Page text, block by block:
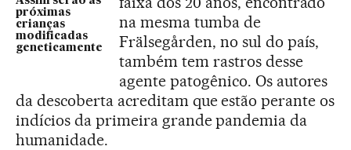
próximas
crianças
modificadas
geneticamente
na mesma tumba de
Frälsegården, no sul do país,
também tem rastros desse
agente patogênico. Os autores
da descoberta acreditam que estão perante os
indícios da primeira grande pandemia da
humanidade.